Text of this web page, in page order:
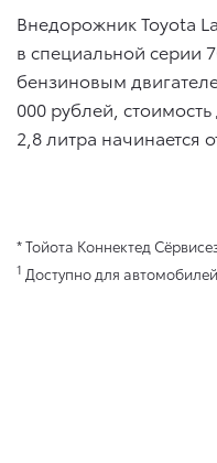
Внедорожник Toyota
в специальной серии
бензиновым
000 рублей,
2,8 литра начинается
* Тойота Коннектед
1 Доступно для